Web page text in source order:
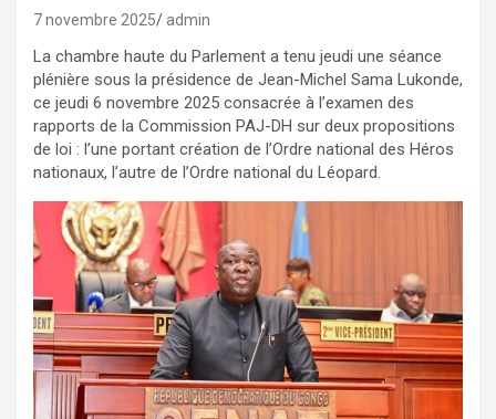
7 novembre 2025 admin
La chambre haute du Parlement a tenu jeudi une séance
plénière sous la présidence de Jean-Michel Sama Lukonde,
ce jeudi 6 novembre 2025 consacrée à l’examen des
rapports de la Commission PAJ-DH sur deux propositions
de loi : l’une portant création de l’Ordre national des Héros
nationaux, l’autre de l’Ordre national du Léopard.